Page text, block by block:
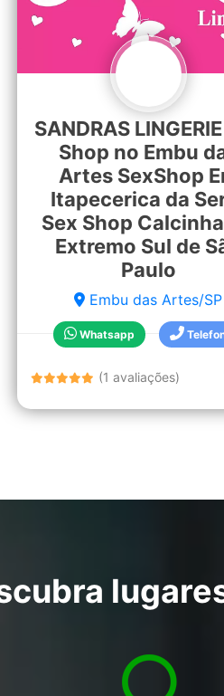
SANDRAS
Shop no Embu
Artes SexShop
Itapecerica da
Sex Shop
Extremo Sul de
Paulo
Embu das Artes/SP
Whatsapp
(1 avaliações)